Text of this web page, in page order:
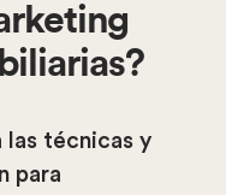
las técnicas y
para